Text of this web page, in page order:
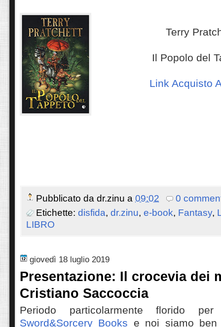
Terry
Il Popolo del
Link Acquisto
Pubblicato da dr.zinu a 09:02
0
Etichette: disfida, dr.zinu, e-book, Fantasy,
LIBRO
giovedì 18 luglio 2019
Presentazione: Il crocevia dei
Cristiano Saccoccia
Periodo particolarmente florido
Sword&Sorcery Books e noi siamo ben